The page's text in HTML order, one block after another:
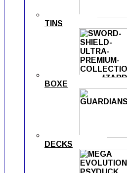
TINS
BOXE
DECKS